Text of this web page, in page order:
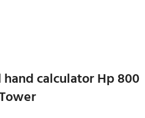
hand calculator Hp 800